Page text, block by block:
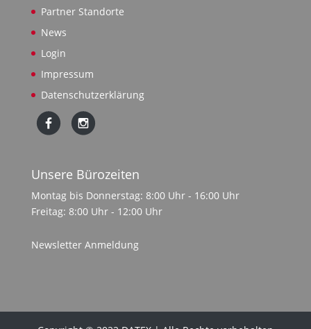
Partner Standorte
News
Login
Impressum
Datenschutzerklärung
Unsere Bürozeiten
Montag bis Donnerstag: 8:00 Uhr - 16:00 Uhr
Freitag: 8:00 Uhr - 12:00 Uhr
Newsletter Anmeldung